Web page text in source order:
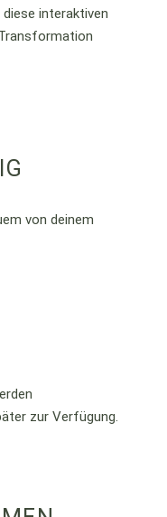
interaktiven
von deinem
zur Verfügung.